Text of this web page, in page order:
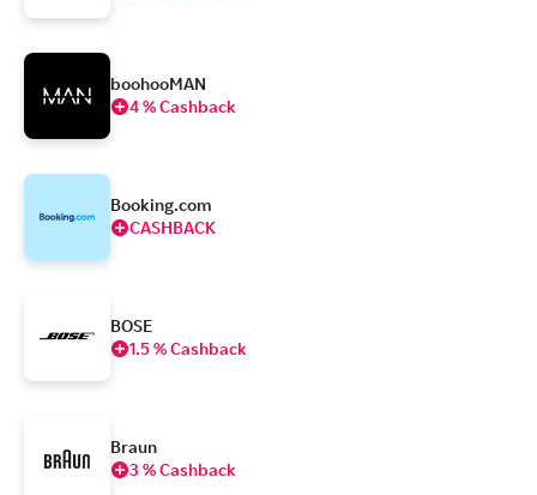
boohooMAN
4 % Cashback
Booking.com
CASHBACK
BOSE
1.5 % Cashback
Braun
3 % Cashback